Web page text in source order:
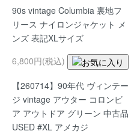
90s vintage Columbia 裏地フ
リース ナイロンジャケット メ
ンズ 表記XLサイズ
6,800円(税込)
【260714】90年代 ヴィンテー
ジ vintage アウター コロンビ
ア アウトドア グリーン 中古品
USED #XL アメカジ